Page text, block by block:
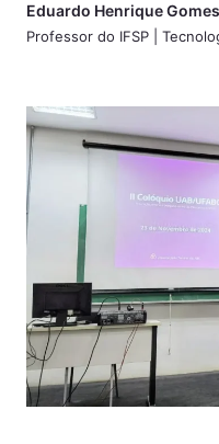
Eduardo Henrique Gomes
Professor do IFSP |